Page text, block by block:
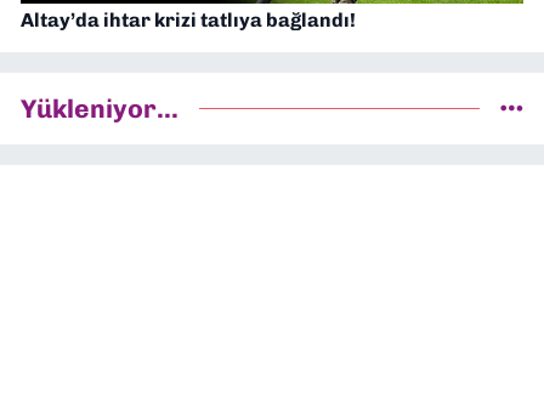
Altay’da ihtar krizi tatlıya bağlandı!
Yükleniyor...